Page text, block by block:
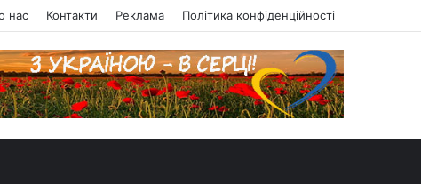
нас Контакти Реклама Політика конфіденційності